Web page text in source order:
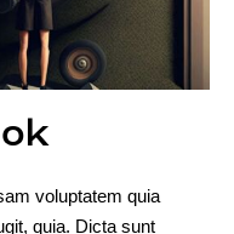
voluptatem quia
quia. Dicta sunt